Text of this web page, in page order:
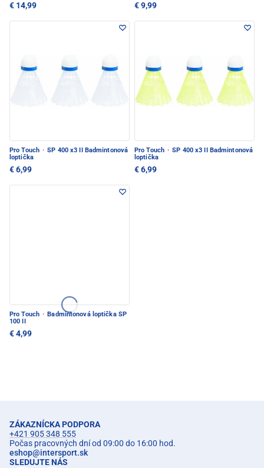
€ 14,99 € 9,99
Pro Touch · SP 400 x3 II Badmintonová
loptička
€ 6,99
Pro Touch · SP 400 x3 II Badmintonová
loptička
€ 6,99
Pro Touch · Badmintonová loptička SP
100 II
€ 4,99
ZÁKAZNÍCKA PODPORA
+421 905 348 555
Počas pracovných dní od 09:00 do 16:00 hod.
eshop@intersport.sk
SLEDUJTE NÁS